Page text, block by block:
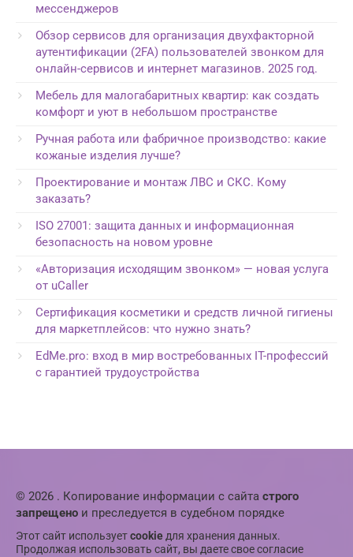
мессенджеров
Обзор сервисов для организация двухфакторной
аутентификации (2FA) пользователей звонком для
онлайн-сервисов и интернет магазинов. 2025 год.
Мебель для малогабаритных квартир: как создать
комфорт и уют в небольшом пространстве
Ручная работа или фабричное производство: какие
кожаные изделия лучше?
Проектирование и монтаж ЛВС и СКС. Кому
заказать?
ISO 27001: защита данных и информационная
безопасность на новом уровне
«Авторизация исходящим звонком» — новая услуга
от uCaller
Сертификация косметики и средств личной гигиены
для маркетплейсов: что нужно знать?
EdMe.pro: вход в мир востребованных IT-профессий
с гарантией трудоустройства
© 2026 . Копирование информации с сайта строго
запрещено и преследуется в судебном порядке
Этот сайт используетcookie для хранения данных.
Продолжая использовать сайт, вы даете свое согласие